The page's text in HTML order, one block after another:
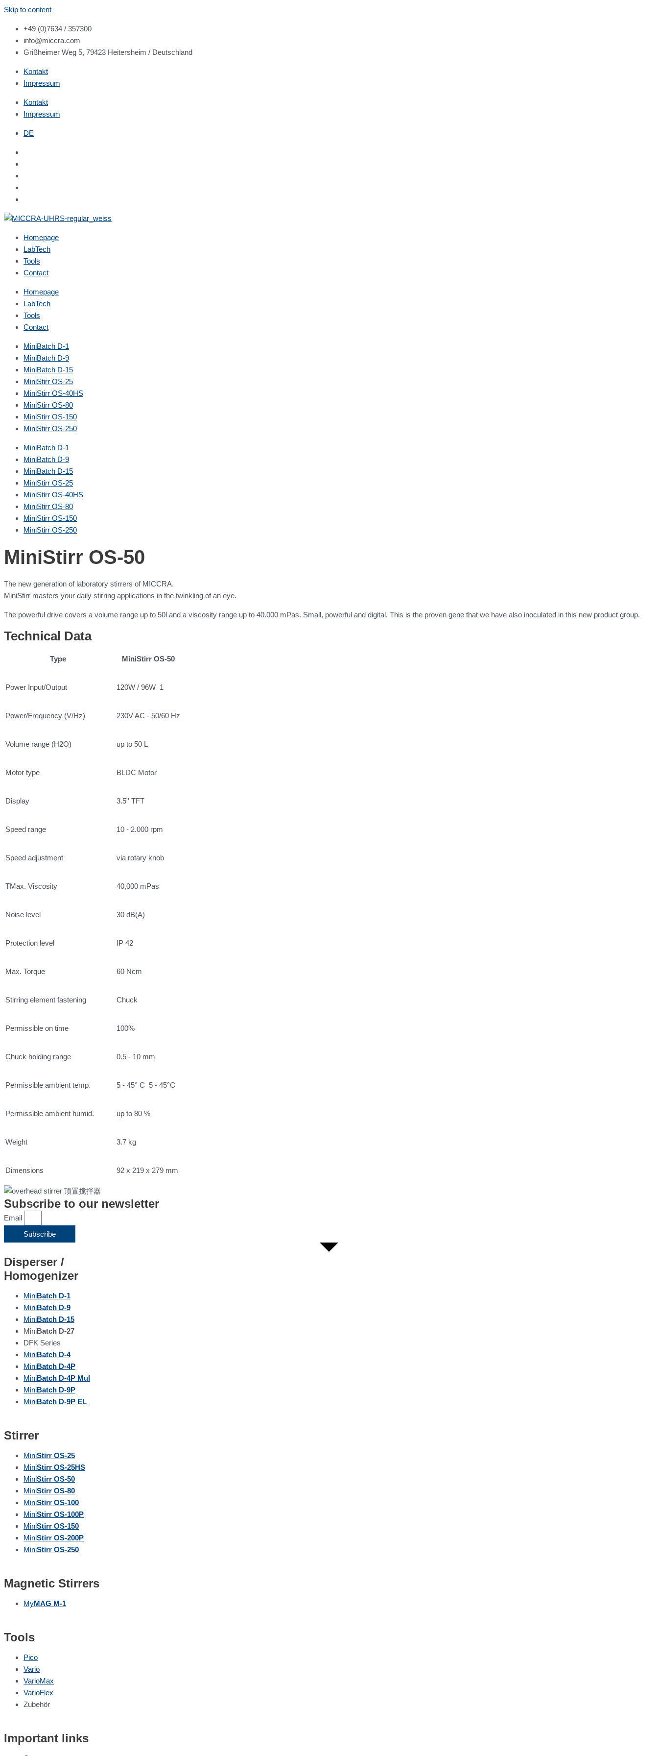
Skip to content
+49 (0)7634 / 357300
info@miccra.com
Grißheimer Weg 5, 79423 Heitersheim / Deutschland
Kontakt
Impressum
Kontakt
Impressum
DE
Homepage
LabTech
Tools
Contact
Homepage
LabTech
Tools
Contact
MiniBatch D-1
MiniBatch D-9
MiniBatch D-15
MiniStirr OS-25
MiniStirr OS-40HS
MiniStirr OS-80
MiniStirr OS-150
MiniStirr OS-250
MiniBatch D-1
MiniBatch D-9
MiniBatch D-15
MiniStirr OS-25
MiniStirr OS-40HS
MiniStirr OS-80
MiniStirr OS-150
MiniStirr OS-250
MiniStirr OS-50
The new generation of laboratory stirrers of MICCRA.
MiniStirr masters your daily stirring applications in the twinkling of an eye.
The powerful drive covers a volume range up to 50l and a viscosity range up to 40.000 mPas. Small, powerful and digital. This is the proven gene that we have also inoculated in this new product group.
Technical Data
Type MiniStirr OS-50
Power Input/Output 120W / 96W 1
Power/Frequency (V/Hz) 230V AC - 50/60 Hz
Volume range (H2O) up to 50 L
Motor type BLDC Motor
Display 3.5'' TFT
Speed range 10 - 2.000 rpm
Speed adjustment via rotary knob
TMax. Viscosity 40,000 mPas
Noise level 30 dB(A)
Protection level IP 42
Max. Torque 60 Ncm
Stirring element fastening Chuck
Permissible on time 100%
Chuck holding range 0.5 - 10 mm
Permissible ambient temp. 5 - 45° C 5 - 45°C
Permissible ambient humid. up to 80 %
Weight 3.7 kg
Dimensions 92 x 219 x 279 mm
Subscribe to our newsletter
Email
Subscribe
Disperser /
Homogenizer
MiniBatch D-1
MiniBatch D-9
MiniBatch D-15
MiniBatch D-27
DFK Series
MiniBatch D-4
MiniBatch D-4P
MiniBatch D-4P Mul
MiniBatch D-9P
MiniBatch D-9P EL
Stirrer
MiniStirr OS-25
MiniStirr OS-25HS
MiniStirr OS-50
MiniStirr OS-80
MiniStirr OS-100
MiniStirr OS-100P
MiniStirr OS-150
MiniStirr OS-200P
MiniStirr OS-250
Magnetic Stirrers
MyMAG M-1
Tools
Pico
Vario
VarioMax
VarioFlex
Zubehör
Important links